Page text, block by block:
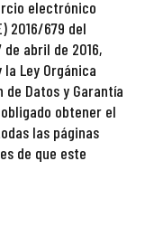
electrónico
2016/679 del
de abril de 2016,
la Ley Orgánica
Datos y Garantía
obligado obtener el
las páginas
de que este